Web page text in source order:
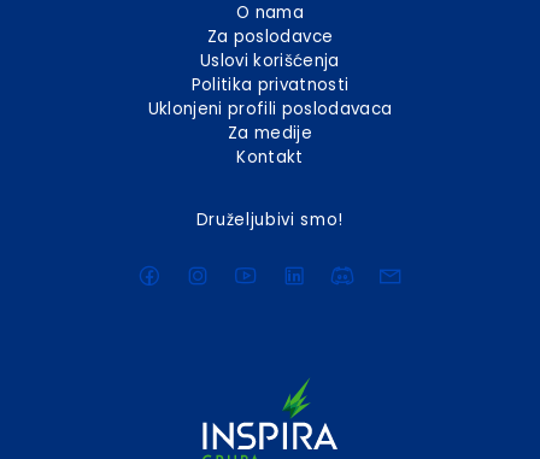
O nama
Za poslodavce
Uslovi korišćenja
Politika privatnosti
Uklonjeni profili poslodavaca
Za medije
Kontakt
Druželjubivi smo!